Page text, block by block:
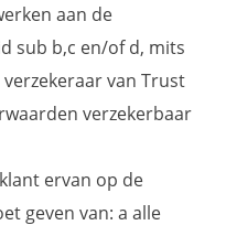
aan de
sub b,c en/of d, mits
van Trust
verzekerbaar
ervan op de
geven van: a alle